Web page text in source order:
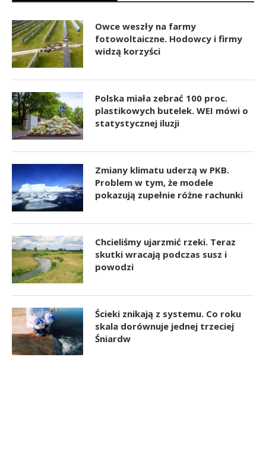
Owce weszły na farmy
fotowoltaiczne. Hodowcy i firmy
widzą korzyści
Polska miała zebrać 100 proc.
plastikowych butelek. WEI mówi o
statystycznej iluzji
Zmiany klimatu uderzą w PKB.
Problem w tym, że modele
pokazują zupełnie różne rachunki
Chcieliśmy ujarzmić rzeki. Teraz
skutki wracają podczas susz i
powodzi
Ścieki znikają z systemu. Co roku
skala dorównuje jednej trzeciej
Śniardw